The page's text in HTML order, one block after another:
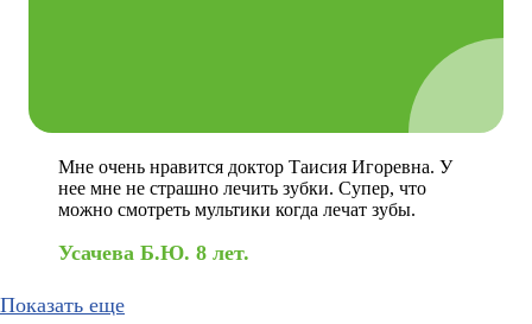
Мне очень нравится доктор Таисия Игоревна. У
нее мне не страшно лечить зубки. Супер, что
можно смотреть мультики когда лечат зубы.
Усачева Б.Ю. 8 лет.
Показать еще